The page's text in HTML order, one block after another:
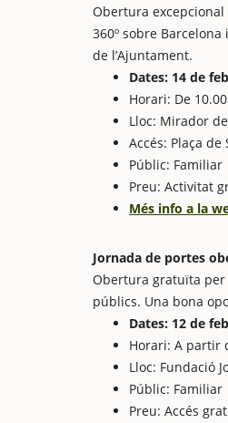
Obertura
360º sobre
de l’Ajuntament.
Dates: 14 de
Horari: De
Lloc: Mirador
Accés: Plaça
Públic: Familiar
Preu: Activitat
Més info a la
Jornada de portes
Obertura gratuïta per
públics. Una bona
Dates: 12 de
Horari: A partir
Lloc: Fundació
Públic: Familiar
Preu: Accés